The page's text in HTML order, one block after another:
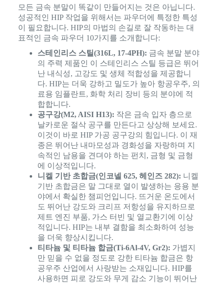
모든 금속 분말이 똑같이 만들어지는 것은 아닙니다.
성공적인 HIP 작업을 위해서는 파우더에 특정한 특성
이 필요합니다. HIP의 마법의 손길로 잘 작동하는 대
표적인 금속 파우더 10가지를 소개합니다:
스테인리스 스틸(316L, 17-4PH): 금속 분말 분야
의 주력 제품인 이 스테인리스 스틸 등급은 뛰어
난 내식성, 고강도 및 생체 적합성을 제공합니
다. HIP는 더욱 강하고 밀도가 높아 항공우주, 의
료용 임플란트, 화학 처리 장비 등의 분야에 적
합합니다.
공구강(M2, AISI H13): 작은 금속 입자 층으로
날카로운 절삭 공구를 만든다고 상상해 보세요.
이것이 바로 HIP 가공 공구강의 힘입니다. 이 재
종은 뛰어난 내마모성과 경화성을 자랑하며 지
속적인 남용을 견뎌야 하는 펀치, 금형 및 금형
에 이상적입니다.
니켈 기반 초합금(인코넬 625, 헤인즈 282): 니켈
기반 초합금은 말 그대로 열이 발생하는 응용 분
야에서 확실한 챔피언입니다. 뜨거운 온도에서
도 뛰어난 강도와 크리프 저항성을 유지하므로
제트 엔진 부품, 가스 터빈 및 열교환기에 이상
적입니다. HIP는 내부 결함을 최소화하여 성능
을 더욱 향상시킵니다.
티타늄 및 티타늄 합금(Ti-6Al-4V, Gr2): 가볍지
만 믿을 수 없을 정도로 강한 티타늄 합금은 항
공우주 산업에서 사랑받는 소재입니다. HIP를
사용하면 피로 강도와 무게 감소 기능이 뛰어난